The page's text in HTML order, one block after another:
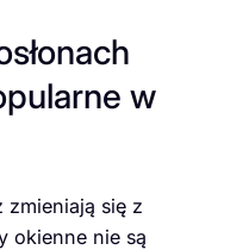
w
zmieniają się z
okienne nie są